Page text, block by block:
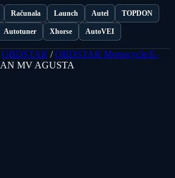
Računala Launch Autel TOPDON
Autotuner Xhorse AutoVEI
OBDSTAR /OBDSTAR Motorcycle/E-
MV AGUSTA